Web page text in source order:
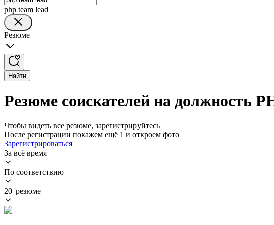
php team lead
Резюме
Найти
Резюме соискателей на должность
Чтобы видеть все резюме, зарегистрируйтесь
После регистрации покажем ещё 1 и откроем фото
Зарегистрироваться
За всё время
По соответствию
20 резюме